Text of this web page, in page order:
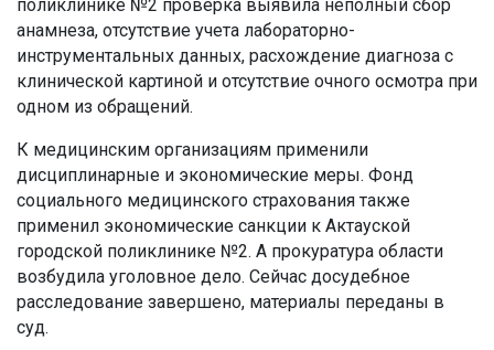
поликлинике №2 проверка выявила неполный сбор
анамнеза, отсутствие учета лабораторно-
инструментальных данных, расхождение диагноза с
клинической картиной и отсутствие очного осмотра при
одном из обращений.
К медицинским организациям применили
дисциплинарные и экономические меры. Фонд
социального медицинского страхования также
применил экономические санкции к Актауской
городской поликлинике №2. А прокуратура области
возбудила уголовное дело. Сейчас досудебное
расследование завершено, материалы переданы в
суд.